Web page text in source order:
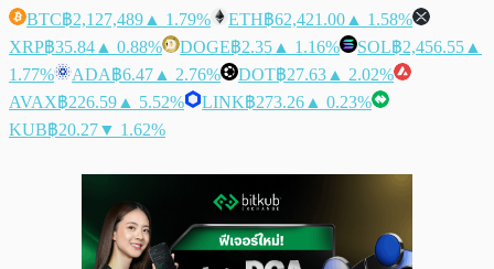
BTC฿2,127,489 ▲ 1.79% ETH฿62,421.00 ▲ 1.58%
XRP฿35.84 ▲ 0.88% DOGE฿2.35 ▲ 1.16% SOL฿2,456.55 ▲
1.77%
ADA฿6.47 ▲ 2.76% DOT฿27.63 ▲ 2.02%
AVAX฿226.59 ▲ 5.52% LINK฿273.26 ▲ 0.23%
KUB฿20.27▼ 1.62%